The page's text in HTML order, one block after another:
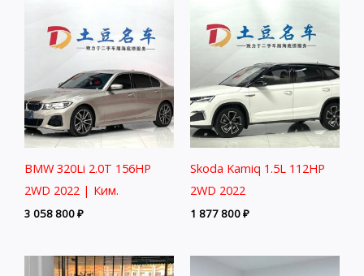
BMW 320Li 2.0T 156HP
2WD 2022 | Ким.
3 058 800₽
Skoda Kamiq 1.5L 112HP
2WD 2022
1 877 800₽